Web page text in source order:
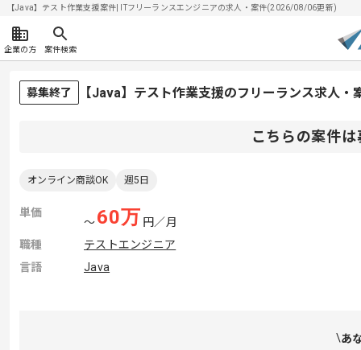
【Java】テスト作業支援案件| ITフリーランスエンジニアの求人・案件(2026/08/06更新)
企業の方 案件検索
募集終了 【Java】テスト作業支援のフリーランス求人・
こちらの案件
オンライン商談OK 週5日
単価
〜60万 円／月
職種
テストエンジニア
言語
Java
あ